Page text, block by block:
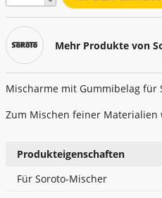
Verkehrsabsicherung
Verkehrszeichen -
Werkzeuge - Werkstatt
SorotoMehr Produkte von
Mischarme mit Gummibelag für
Zum Mischen feiner Materialien
Produkteigenschaften
Für Soroto-Mischer